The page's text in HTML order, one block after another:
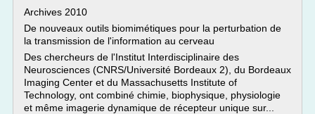
Archives 2010
De nouveaux outils biomimétiques pour la perturbation de
la transmission de l'information au cerveau
Des chercheurs de l'Institut Interdisciplinaire des
Neurosciences (CNRS/Université Bordeaux 2), du Bordeaux
Imaging Center et du Massachusetts Institute of
Technology, ont combiné chimie, biophysique, physiologie
et même imagerie dynamique de récepteur unique sur...